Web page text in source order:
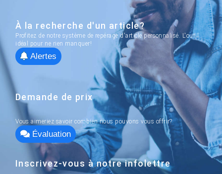
À la recherche d'un article?
Profitez de notre système de repérage d'article personnalisé. L'outil
idéal pour ne rien manquer!
Alertes
Demande de prix
Vous aimeriez savoir combien nous pouvons vous offrir?
Évaluation
Inscrivez-vous à notre infolettre